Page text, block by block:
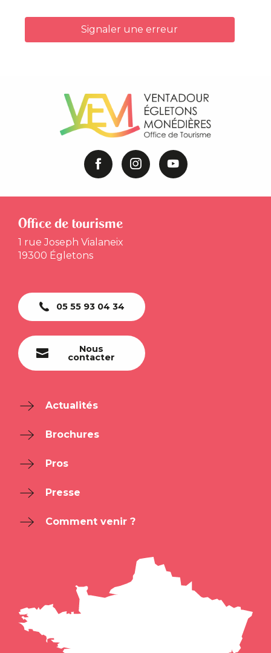
Signaler une erreur
Office de tourisme
1 rue Joseph Vialaneix
19300 Égletons
05 55 93 04 34
Nous
contacter
Actualités
Brochures
Pros
Presse
Comment venir ?